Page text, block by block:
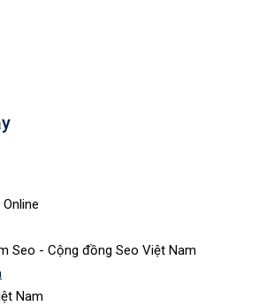
Seo - Cộng đồng Seo Việt Nam
Nam